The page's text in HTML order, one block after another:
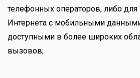
телефонных операторов, либо для
Интернета с мобильными
доступными в более широких
вызовов;